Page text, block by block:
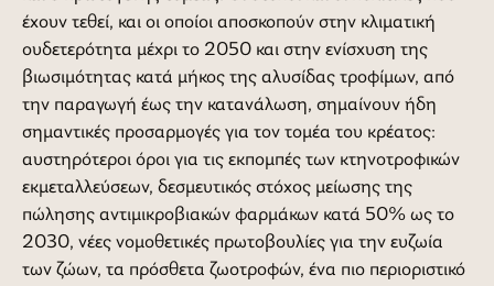
έχουν τεθεί, και οι οποίοι αποσκοπούν στην κλιματική
ουδετερότητα μέχρι το 2050 και στην ενίσχυση της
βιωσιμότητας κατά μήκος της αλυσίδας τροφίμων, από
την παραγωγή έως την κατανάλωση, σημαίνουν ήδη
σημαντικές προσαρμογές για τον τομέα του κρέατος:
αυστηρότεροι όροι για τις εκπομπές των κτηνοτροφικών
εκμεταλλεύσεων, δεσμευτικός στόχος μείωσης της
πώλησης αντιμικροβιακών φαρμάκων κατά 50% ως το
2030, νέες νομοθετικές πρωτοβουλίες για την ευζωία
των ζώων, τα πρόσθετα ζωοτροφών, ένα πιο περιοριστικό